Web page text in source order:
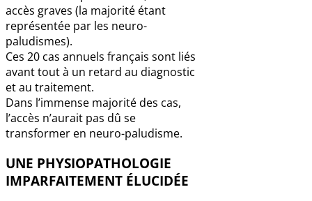
accès graves (la majorité étant
représentée par les neuro-
paludismes).
Ces 20 cas annuels français sont liés
avant tout à un retard au diagnostic
et au traitement.
Dans l’immense majorité des cas,
l’accès n’aurait pas dû se
transformer en neuro-paludisme.
UNE PHYSIOPATHOLOGIE
IMPARFAITEMENT ÉLUCIDÉE